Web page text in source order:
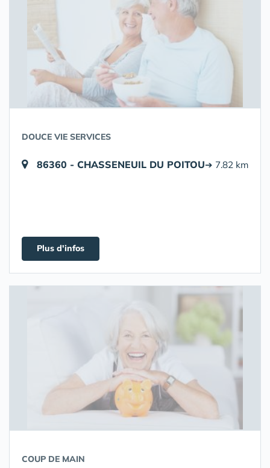
DOUCE VIE SERVICES
86360 - CHASSENEUIL DU POITOU➔ 7.82 km
Plus d'infos
COUP DE MAIN